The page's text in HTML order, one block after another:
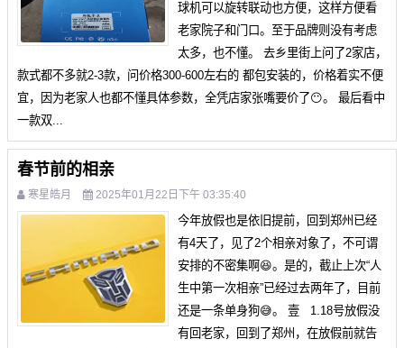
球机可以旋转联动也方便，这样方便看
老家院子和门口。至于品牌则没有考虑
太多，也不懂。 去乡里街上问了2家店，
款式都不多就2-3款，问价格300-600左右的 都包安装的，价格着实不便
宜，因为老家人也都不懂具体参数，全凭店家张嘴要价了😶。 最后看中
一款双...
春节前的相亲
寒星皓月 2025年01月22日下午 03:35:40
今年放假也是依旧提前，回到郑州已经
有4天了，见了2个相亲对象了，不可谓
安排的不密集啊😆。是的，截止上次“人
生中第一次相亲”已经过去两年了，目前
还是一条单身狗😅。 壹 1.18号放假没
有回老家，回到了郑州，在放假前就告